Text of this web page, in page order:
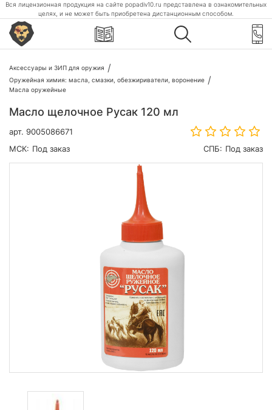
Вся лицензионная продукция на сайте popadiv10.ru представлена в ознакомительных
целях, и не может быть приобретена дистанционным способом.
Аксессуары и ЗИП для оружия
Оружейная химия: масла, смазки, обезжириватели, воронение
Масла оружейные
Масло щелочное Русак 120 мл
арт. 9005086671
МСК: Под заказ СПБ: Под заказ